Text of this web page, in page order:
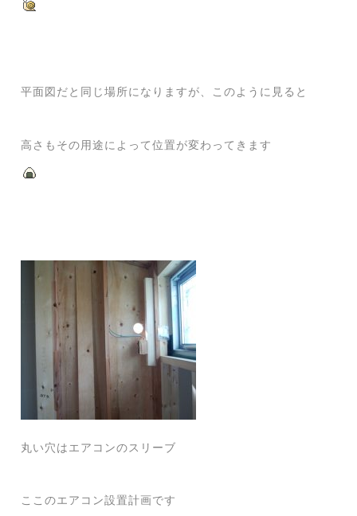
平面図だと同じ場所になりますが、このように見ると
高さもその用途によって位置が変わってきます
丸い穴はエアコンのスリーブ
ここのエアコン設置計画です